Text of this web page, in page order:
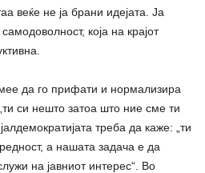
веќе не ја брани идејата. Ја
која на крајот
да го прифати и нормализира
си нешто затоа што ние сме ти
треба да каже: „ти
а нашата задача е да
на јавниот интерес“. Во